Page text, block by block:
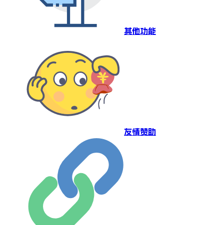
其他功能
友情赞助